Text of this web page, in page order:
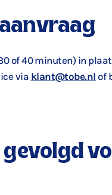
of 40 minuten) in
via klant@tobe.nl of
gevolgd